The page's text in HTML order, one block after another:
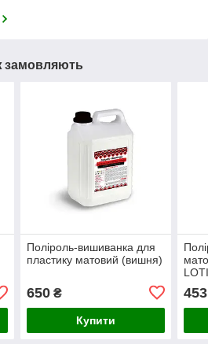
замовляють
Поліроль-вишиванка для
пластику матовий (вишня)
650₴
Купити
453